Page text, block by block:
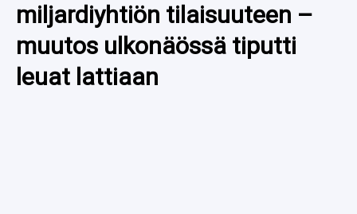
YLEISURHEILU
WILMA HELTELÄ
TALVILAJIT
miljardiyhtiön tilaisuuteen –
muutos ulkonäössä tiputti
leuat lattiaan